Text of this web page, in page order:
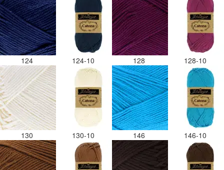
124 124-10 128 128-10
130 130-10 146 146-10